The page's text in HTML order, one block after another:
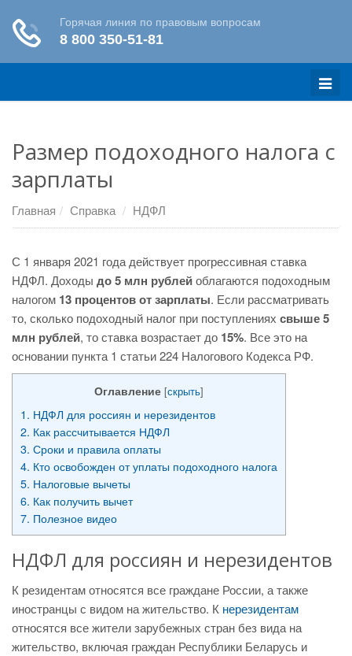
Меню
Размер подоходного налога с
зарплаты
Главная Справка НДФЛ
С 1 января 2021 года действует прогрессивная ставка
НДФЛ. Доходы до 5 млн рублейоблагаются подоходным
налогом 13 процентов от зарплаты. Если рассматривать
то, сколько подоходный налог при поступлениях свыше 5
млн рублей, то ставка возрастает до 15%. Все это на
основании пункта 1 статьи 224 Налогового Кодекса РФ.
Оглавление [скрыть]
1. НДФЛ для россиян и нерезидентов
2. Как рассчитывается НДФЛ
3. Сроки и правила оплаты
4. Кто освобожден от уплаты подоходного налога
5. Налоговые вычеты
6. Как получить вычет
7. Полезное видео
НДФЛ для россиян и нерезидентов
К резидентам относятся все граждане России, а также
иностранцы с видом на жительство. К нерезидентам
относятся все жители зарубежных стран без вида на
жительство, включая граждан Республики Беларусь и